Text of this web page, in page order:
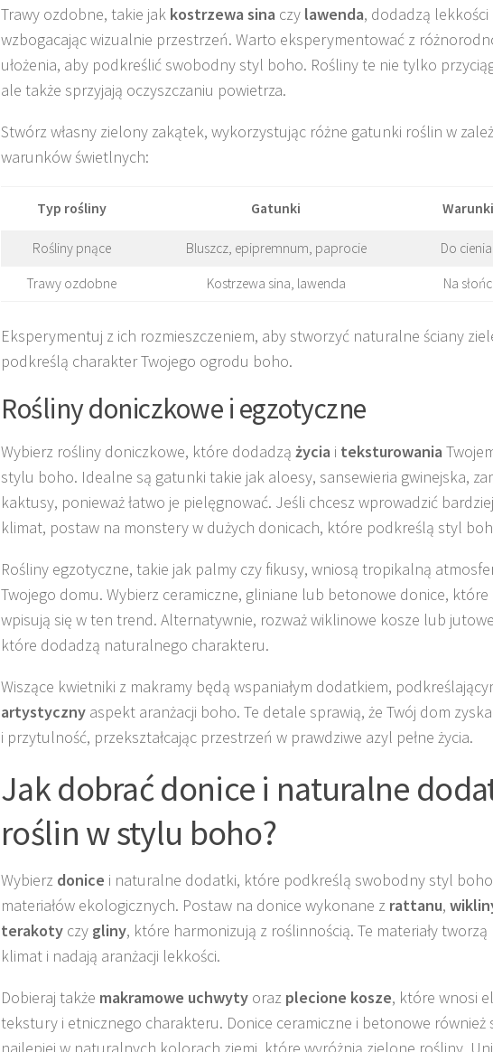
Trawy ozdobne, takie jak kostrzewa sina czy lawenda, dodadzą lekkości
wzbogacając wizualnie przestrzeń. Warto eksperymentować z
ułożenia, aby podkreślić swobodny styl boho. Rośliny te nie tylko
ale także sprzyjają oczyszczaniu powietrza.
Stwórz własny zielony zakątek, wykorzystując różne gatunki roślin w
warunków świetlnych:
Typ rośliny Gatunki
Rośliny pnące Bluszcz, epipremnum, paprocie Do
Trawy ozdobne Kostrzewa sina, lawenda Na
Eksperymentuj z ich rozmieszczeniem, aby stworzyć naturalne ściany
podkreślą charakter Twojego ogrodu boho.
Rośliny doniczkowe i egzotyczne
Wybierz rośliny doniczkowe, które dodadzą życia i teksturowania
stylu boho. Idealne są gatunki takie jak aloesy, sansewieria gwinejska,
kaktusy, ponieważ łatwo je pielęgnować. Jeśli chcesz wprowadzić bardziej
klimat, postaw na monstery w dużych donicach, które podkreślą styl
Rośliny egzotyczne, takie jak palmy czy fikusy, wniosą tropikalną
Twojego domu. Wybierz ceramiczne, gliniane lub betonowe donice,
wpisują się w ten trend. Alternatywnie, rozważ wiklinowe kosze lub
które dodadzą naturalnego charakteru.
Wiszące kwietniki z makramy będą wspaniałym dodatkiem,
artystyczny aspekt aranżacji boho. Te detale sprawią, że Twój dom
i przytulność, przekształcając przestrzeń w prawdziwe azyl pełne życia.
Jak dobrać donice i naturalne
roślin w stylu boho?
Wybierz donice i naturalne dodatki, które podkreślą swobodny styl
materiałów ekologicznych. Postaw na donice wykonane z rattanu,
terakoty czy gliny, które harmonizują z roślinnością. Te materiały
klimat i nadają aranżacji lekkości.
Dobieraj także makramowe uchwyty oraz plecione kosze, które wnosi
tekstury i etnicznego charakteru. Donice ceramiczne i betonowe również
najlepiej w naturalnych kolorach ziemi, które wyróżnią zielone rośliny.